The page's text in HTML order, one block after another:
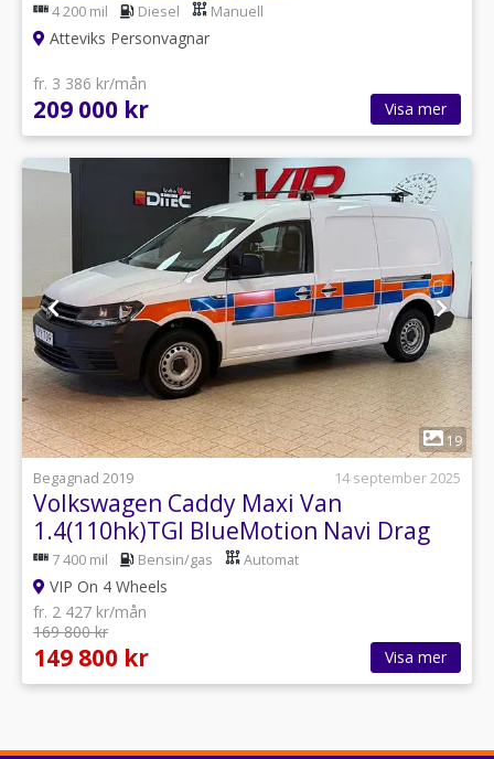
4 200 mil Diesel Manuell
Atteviks Personvagnar
fr. 3 386 kr/mån
209 000 kr Visa mer
1
19
Begagnad 2019
14 september 2025
Volkswagen Caddy Maxi Van
1.4(110hk)TGI BlueMotion Navi Drag
7 400 mil Bensin/gas Automat
VIP On 4 Wheels
fr. 2 427 kr/mån
169 800 kr
149 800 kr Visa mer